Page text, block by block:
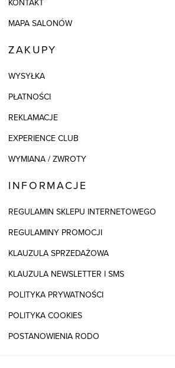
KONTAKT
MAPA SALONÓW
ZAKUPY
WYSYŁKA
PŁATNOŚCI
REKLAMACJE
EXPERIENCE CLUB
WYMIANA / ZWROTY
INFORMACJE
REGULAMIN SKLEPU INTERNETOWEGO
REGULAMINY PROMOCJI
KLAUZULA SPRZEDAŻOWA
KLAUZULA NEWSLETTER I SMS
POLITYKA PRYWATNOŚCI
POLITYKA COOKIES
POSTANOWIENIA RODO